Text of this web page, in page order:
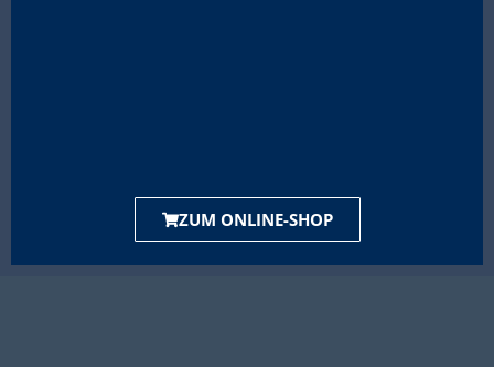
ZUM ONLINE-SHOP